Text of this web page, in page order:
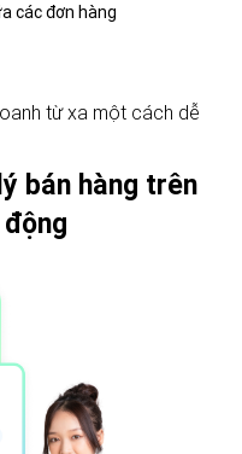
các đơn hàng
từ xa một cách dễ
bán hàng trên